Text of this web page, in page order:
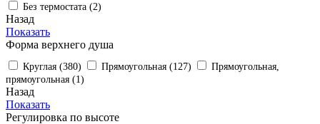
Без термостата (2)
Назад
Показать
Форма верхнего душа
Круглая (380) Прямоугольная (127)
Прямоугольная,
прямоугольная (1)
Назад
Показать
Регулировка по высоте